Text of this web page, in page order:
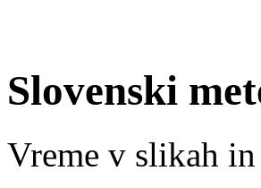
Slovenski
Vreme v slikah in